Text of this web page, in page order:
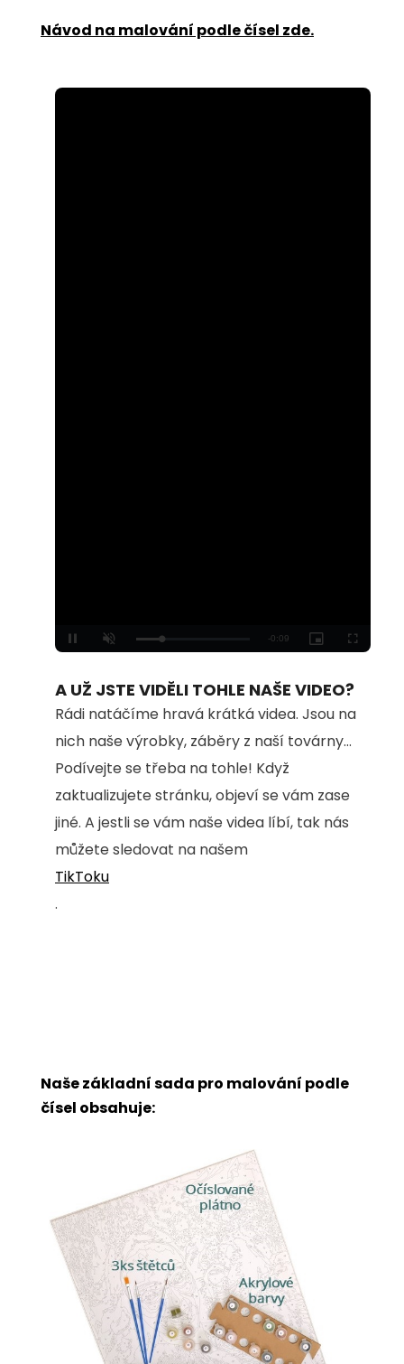
Návod na malování podle čísel zde.
Unmute
100.00%
A UŽ JSTE VIDĚLI TOHLE NAŠE VIDEO?
Rádi natáčíme hravá krátká videa. Jsou na
nich naše výrobky, záběry z naší továrny...
Podívejte se třeba na tohle! Když
zaktualizujete stránku, objeví se vám zase
jiné. A jestli se vám naše videa líbí, tak nás
můžete sledovat na našem
TikToku
.
Naše základní sada pro malování podle
čísel obsahuje: